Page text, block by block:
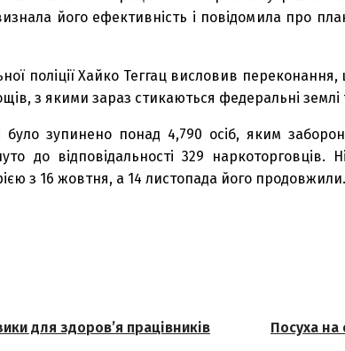
його ефективність і повідомила про
поліції Хайко Теггац висловив
з якими зараз стикаються федеральні землі
було зупинено понад 4,790 осіб, яким
до відповідальності 329
з 16 жовтня, а 14 листопада його продовжили.
для здоров’я працівників
Посуха на